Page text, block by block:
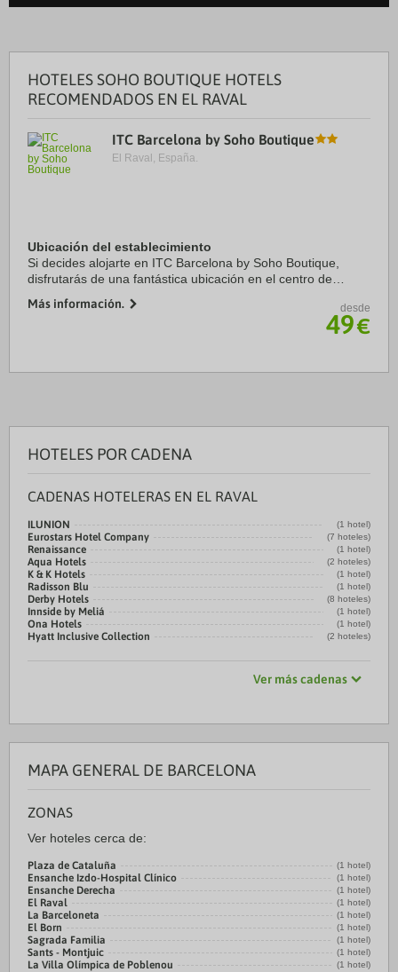
HOTELES SOHO BOUTIQUE HOTELS
RECOMENDADOS EN EL RAVAL
ITC Barcelona by Soho Boutique
El Raval, España.
Ubicación del establecimiento
Si decides alojarte en ITC Barcelona by Soho Boutique,
disfrutarás de una fantástica ubicación en el centro de
Plaza de Catalunya. Además, este hotel ...
Más información. desde
49€
HOTELES POR CADENA
CADENAS HOTELERAS EN EL RAVAL
ILUNION (1 hotel)
Eurostars Hotel Company (7 hoteles)
Renaissance (1 hotel)
Aqua Hotels (2 hoteles)
K & K Hotels (1 hotel)
Radisson Blu (1 hotel)
Derby Hotels (8 hoteles)
Innside by Meliá (1 hotel)
Ona Hotels (1 hotel)
Hyatt Inclusive Collection (2 hoteles)
Ver más cadenas
MAPA GENERAL DE BARCELONA
ZONAS
Ver hoteles cerca de:
Plaza de Cataluña (1 hotel)
Ensanche Izdo-Hospital Clínico (1 hotel)
Ensanche Derecha (1 hotel)
El Raval (1 hotel)
La Barceloneta (1 hotel)
El Born (1 hotel)
Sagrada Familia (1 hotel)
Sants - Montjuic (1 hotel)
La Villa Olímpica de Poblenou (1 hotel)